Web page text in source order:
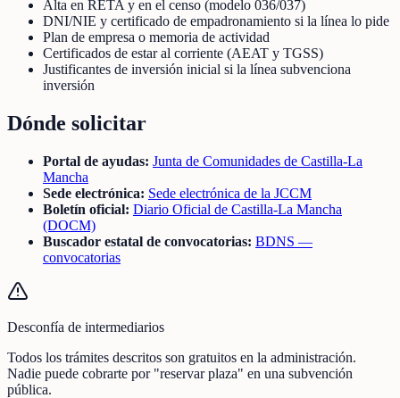
Alta en RETA y en el censo (modelo 036/037)
DNI/NIE y certificado de empadronamiento si la línea lo pide
Plan de empresa o memoria de actividad
Certificados de estar al corriente (AEAT y TGSS)
Justificantes de inversión inicial si la línea subvenciona
inversión
Dónde solicitar
Portal de ayudas: Junta de Comunidades de Castilla-La
Mancha
Sede electrónica: Sede electrónica de la JCCM
Boletín oficial: Diario Oficial de Castilla-La Mancha
(DOCM)
Buscador estatal de convocatorias: BDNS —
convocatorias
Desconfía de intermediarios
Todos los trámites descritos son gratuitos en la administración.
Nadie puede cobrarte por "reservar plaza" en una subvención
pública.